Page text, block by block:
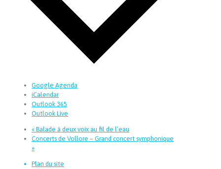
Google Agenda
iCalendar
Outlook 365
Outlook Live
« Balade à deux voix au fil de l’eau
Concerts de Vollore – Grand concert symphonique
»
Plan du site